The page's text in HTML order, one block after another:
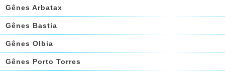
Gênes Arbatax
Gênes Bastia
Gênes Olbia
Gênes Porto Torres